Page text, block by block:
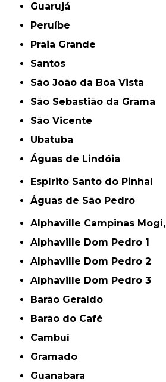
Guarujá
Peruíbe
Praia Grande
Santos
São João da Boa Vista
São Sebastião da Grama
São Vicente
Ubatuba
Águas de Lindóia
Espírito Santo do Pinhal
Águas de São Pedro
Alphaville Campinas Mogi,
Alphaville Dom Pedro 1
Alphaville Dom Pedro 2
Alphaville Dom Pedro 3
Barão Geraldo
Barão do Café
Cambuí
Gramado
Guanabara